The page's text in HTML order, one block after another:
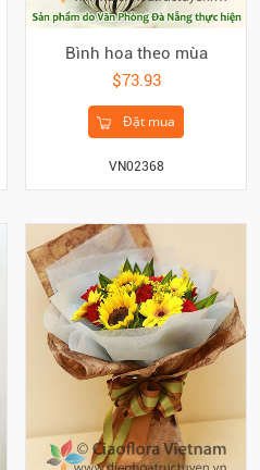
Bình hoa theo mùa
$73.93
Đặt mua
VN02368